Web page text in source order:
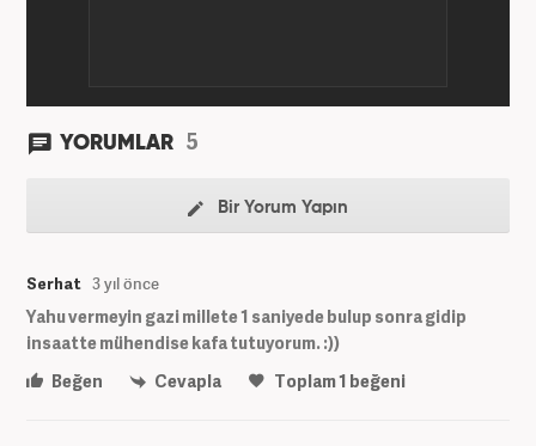
YORUMLAR 5
Bir Yorum Yapın
Serhat 3 yıl önce
Yahu vermeyin gazi millete 1 saniyede bulup sonra gidip
insaatte mühendise kafa tutuyorum. :))
Beğen
Cevapla Toplam1 beğeni